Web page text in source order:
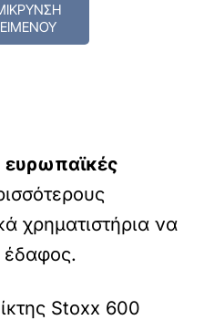
ευρωπαϊκές
χρηματιστήρια να
έδαφος.
Stoxx 600